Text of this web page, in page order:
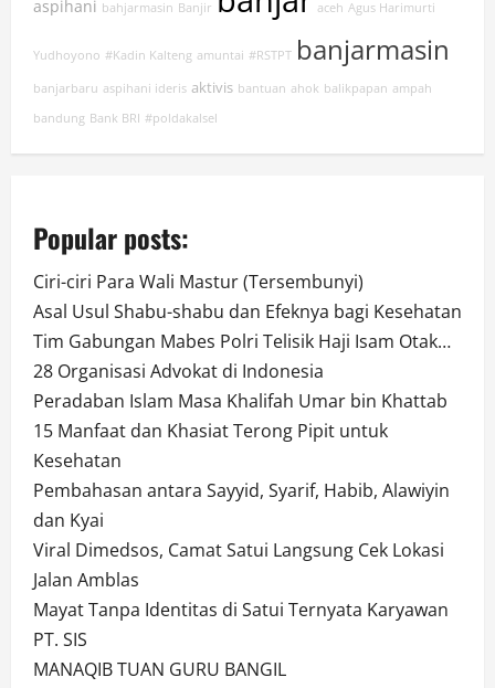
aspihani bahjarmasin Banjir aceh Agus Harimurti
Yudhoyono #Kadin Kalteng amuntai #RSTPT banjarmasin
banjarbaru aspihani ideris aktivis bantuan ahok balikpapan ampah
bandung Bank BRI #poldakalsel
Popular posts:
Ciri-ciri Para Wali Mastur (Tersembunyi)
Asal Usul Shabu-shabu dan Efeknya bagi Kesehatan
Tim Gabungan Mabes Polri Telisik Haji Isam Otak…
28 Organisasi Advokat di Indonesia
Peradaban Islam Masa Khalifah Umar bin Khattab
15 Manfaat dan Khasiat Terong Pipit untuk
Kesehatan
Pembahasan antara Sayyid, Syarif, Habib, Alawiyin
dan Kyai
Viral Dimedsos, Camat Satui Langsung Cek Lokasi
Jalan Amblas
Mayat Tanpa Identitas di Satui Ternyata Karyawan
PT. SIS
MANAQIB TUAN GURU BANGIL